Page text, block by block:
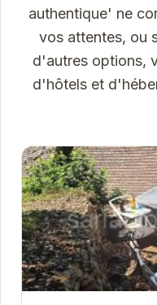
authentique' ne
vos attentes, ou
d'autres options,
d'hôtels et